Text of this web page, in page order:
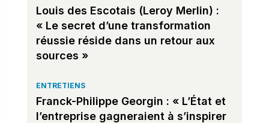
Louis des Escotais (Leroy Merlin) :
« Le secret d’une transformation
réussie réside dans un retour aux
sources »
ENTRETIENS
Franck-Philippe Georgin : « L’État et
l’entreprise gagneraient à s’inspirer